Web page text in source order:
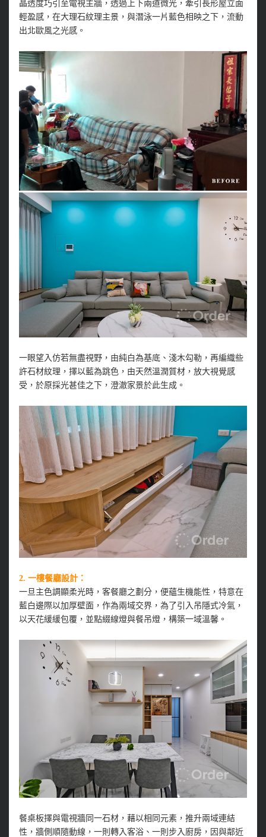
晶透度巧引至電視主牆，透過上下兩道微光，牽引長形屋立面
輕盈感，在大理石紋理主景，與潛泳一片藍色相映之下，流動
出北歐風之光感。
一眼望入仿若無盡視野，由純白為基底、淺木勾勒，再編織些
許石材紋理，擇以藍為跳色，由天然溫潤質材，放大視覺感
受，於原採光甚佳之下，澄澈家景於此生成。
2. 一樓餐廳設計：
一旦主色調顯柔光時，客餐廳之劃分，便蘊生機能性，特意在
藍白邊際以加厚壁面，作為兩域交界，為了引入吊隱式冷氣，
以天花緩緩包覆，並點綴線燈與餐吊燈，構築一域溫馨。
餐桌板擇與電視牆同一石材，藉以相同元素，推升兩域連結
性，牆側順隨動線，一則轉入客浴、一則步入廚房，因與鄰近